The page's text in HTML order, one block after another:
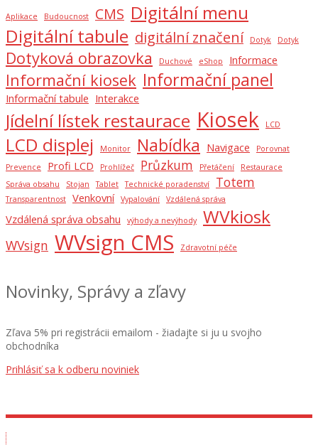
Aplikace Budoucnost CMS Digitální menu
Digitální tabule digitální značení Dotyk Dotyk
Dotyková obrazovka Duchové eShop Informace
Informační kiosek Informační panel
Informační tabule Interakce
Jídelní lístek restaurace Kiosek LCD
LCD displej Monitor Nabídka Navigace
Porovnat
Prevence
Profi LCD Prohlížeč Průzkum Přetáčení
Restaurace
Správa obsahu
Stojan Tablet Technické poradenství Totem
Transparentnost Venkovní Vypalování Vzdálená správa
Vzdálená správa obsahu výhody a nevýhody WVkiosk
WVsign WVsign CMS Zdravotní péče
Novinky, Správy a zľavy
Zľava 5% pri registrácii emailom - žiadajte si ju u svojho
obchodníka
Prihlásiť sa k odberu noviniek